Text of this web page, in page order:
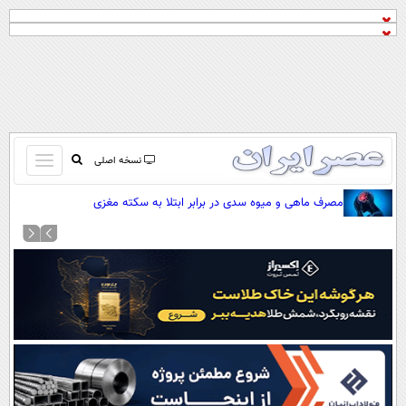
نسخه اصلی
باز
و
کردن
صفحه اول
آرشیو
نظرسنجی
آب و هوا
اوقات شرعی
سواد زندگی
مصرف ماهی و میوه سدی در برابر ابتلا به سکته مغزی